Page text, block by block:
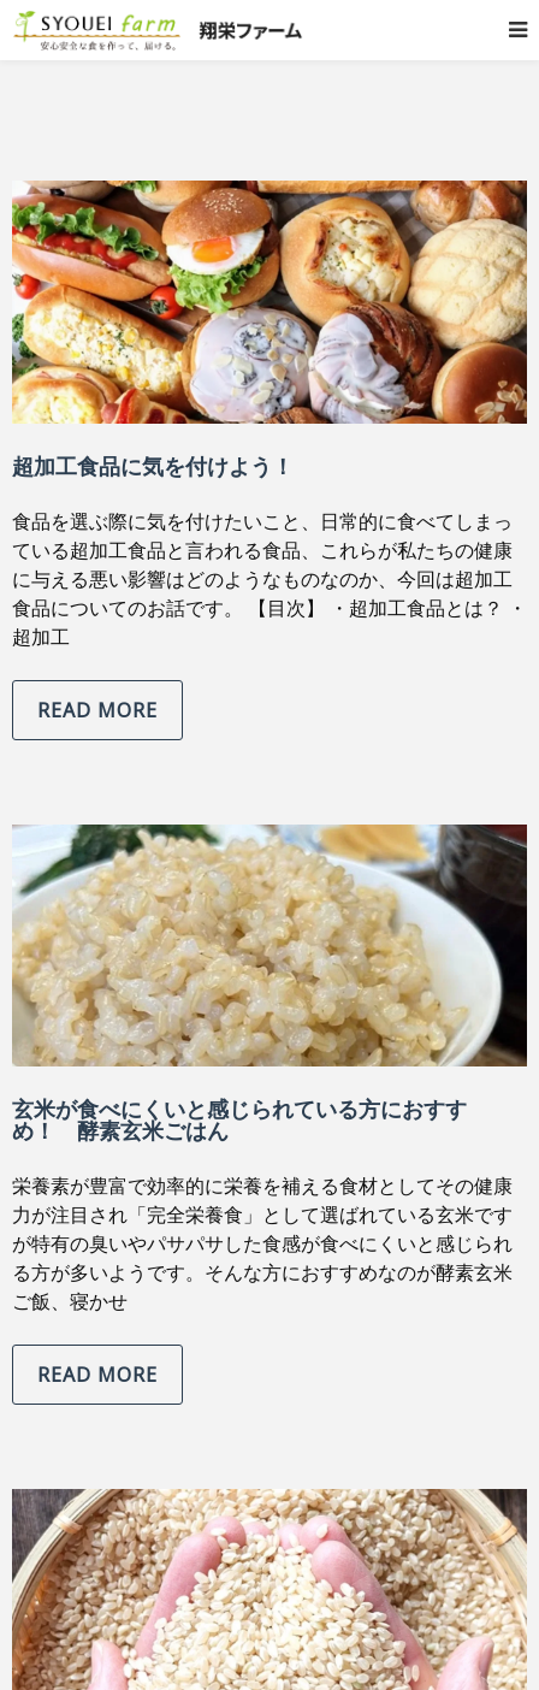
超加工食品に気を付けよう！
食品を選ぶ際に気を付けたいこと、日常的に食べてしまっ
ている超加工食品と言われる食品、これらが私たちの健康
に与える悪い影響はどのようなものなのか、今回は超加工
食品についてのお話です。 【目次】 ・超加工食品とは？ ・
超加工
READ MORE
玄米が食べにくいと感じられている方におすす
め！ 酵素玄米ごはん
栄養素が豊富で効率的に栄養を補える食材としてその健康
力が注目され「完全栄養食」として選ばれている玄米です
が特有の臭いやパサパサした食感が食べにくいと感じられ
る方が多いようです。そんな方におすすめなのが酵素玄米
ご飯、寝かせ
READ MORE